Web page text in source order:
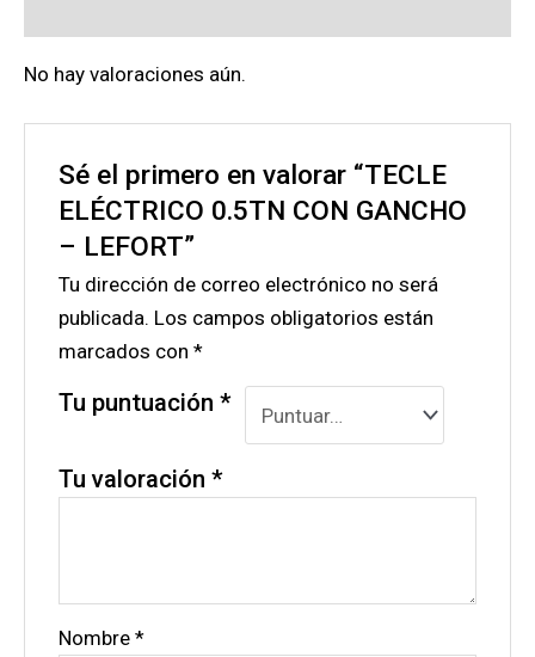
No hay valoraciones aún.
Sé el primero en valorar “TECLE
ELÉCTRICO 0.5TN CON GANCHO
– LEFORT”
Tu dirección de correo electrónico no será
publicada. Los campos obligatorios están
marcados con*
Tu puntuación*
Tu valoración*
Nombre*